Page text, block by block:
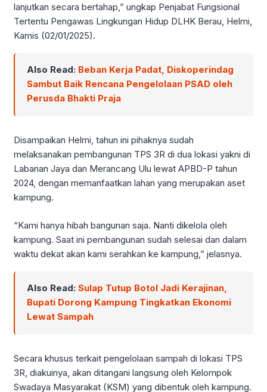
lanjutkan secara bertahap,” ungkap Penjabat Fungsional
Tertentu Pengawas Lingkungan Hidup DLHK Berau, Helmi,
Kamis (02/01/2025).
Also Read: Beban Kerja Padat, Diskoperindag
Sambut Baik Rencana Pengelolaan PSAD oleh
Perusda Bhakti Praja
Disampaikan Helmi, tahun ini pihaknya sudah
melaksanakan pembangunan TPS 3R di dua lokasi yakni di
Labanan Jaya dan Merancang Ulu lewat APBD-P tahun
2024, dengan memanfaatkan lahan yang merupakan aset
kampung.
“Kami hanya hibah bangunan saja. Nanti dikelola oleh
kampung. Saat ini pembangunan sudah selesai dan dalam
waktu dekat akan kami serahkan ke kampung,” jelasnya.
Also Read: Sulap Tutup Botol Jadi Kerajinan,
Bupati Dorong Kampung Tingkatkan Ekonomi
Lewat Sampah
Secara khusus terkait pengelolaan sampah di lokasi TPS
3R, diakuinya, akan ditangani langsung oleh Kelompok
Swadaya Masyarakat (KSM) yang dibentuk oleh kampung.